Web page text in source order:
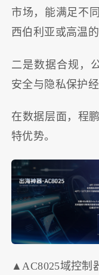
市场，能满足不
西伯利亚或高温
二是数据合规，
安全与隐私保护
在数据层面，程
特优势。
▲AC8025域控制